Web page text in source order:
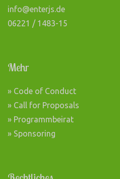
info@enterjs.de
06221 / 1483-15
Mehr
» Code of Conduct
» Call for Proposals
» Programmbeirat
» Sponsoring